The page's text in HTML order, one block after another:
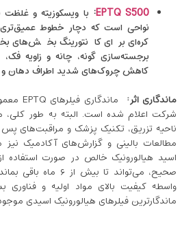
EPTQ S500
: با ویسکوزیته و
نواحی است که دچار خطوط
کره‌ای برای کانتورینگ
برجسته‌سازی گونه، چانه و زاویه
کاهش چروک‌های شدید اطراف دهان و
ماندگاری اثر:
شرکت اعلام شده است. البته به طور کلی،
ناحیه تزریق، تکنیک پزشک و مراقبت‌های پس
مطالعات بالینی و گزارش‌های آکادمیک
اسید هیالورونیک خالص در صورت استفاده
واسطه کیفیت بالای مواد اولیه و فناوری
ماندگارترین فیلرهای هیالورونیک اسیدی